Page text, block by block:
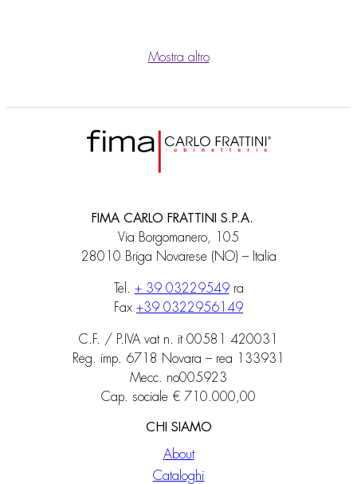
Mostra altro
FIMA CARLO FRATTINI S.P.A.
Via Borgomanero, 105
28010 Briga Novarese (NO) – Italia
Tel. + 39 03229549ra
Fax +39 0322956149
C.F. / P.IVA vat n. it 00581 420031
Reg. imp. 6718 Novara – rea 133931
Mecc. no005923
Cap. sociale € 710.000,00
CHI SIAMO
About
Cataloghi